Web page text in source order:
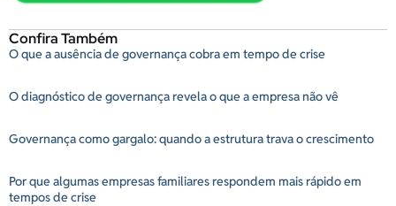
Confira Também
O que a ausência de governança cobra em tempo de crise
O diagnóstico de governança revela o que a empresa não vê
Governança como gargalo: quando a estrutura trava o crescimento
Por que algumas empresas familiares respondem mais rápido em
tempos de crise